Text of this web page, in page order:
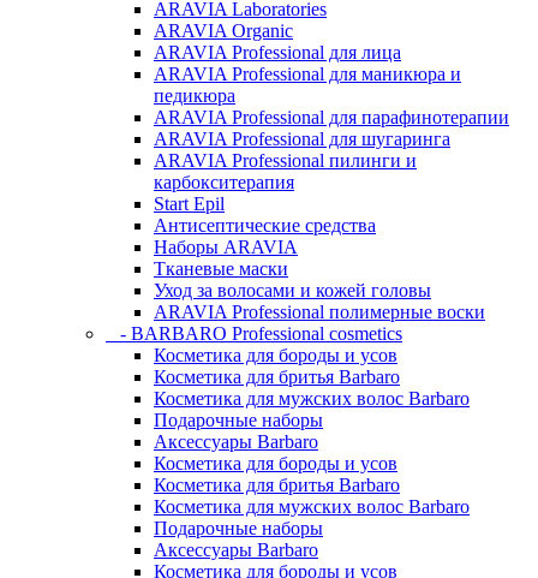
ARAVIA Laboratories
ARAVIA Organic
ARAVIA Professional для лица
ARAVIA Professional для маникюра и
педикюра
ARAVIA Professional для парафинотерапии
ARAVIA Professional для шугаринга
ARAVIA Professional пилинги и
карбокситерапия
Start Epil
Антисептические средства
Наборы ARAVIA
Тканевые маски
Уход за волосами и кожей головы
ARAVIA Professional полимерные воски
- BARBARO Professional cosmetics
Косметика для бороды и усов
Косметика для бритья Barbaro
Косметика для мужских волос Barbaro
Подарочные наборы
Аксессуары Barbaro
Косметика для бороды и усов
Косметика для бритья Barbaro
Косметика для мужских волос Barbaro
Подарочные наборы
Аксессуары Barbaro
Косметика для бороды и усов